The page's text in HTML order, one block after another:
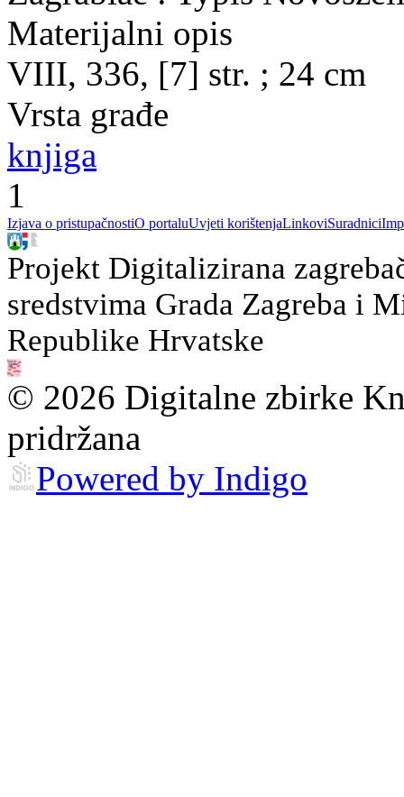
Materijalni opis
VIII, 336, [7] str. ; 24 cm
Vrsta građe
knjiga
1
Izjava o pristupačnostiO portaluUvjeti korištenjaLinkoviSuradnici
Projekt Digitalizirana
sredstvima Grada Zagreba i
Republike Hrvatske
© 2026 Digitalne zbirke
pridržana
Powered by Indigo